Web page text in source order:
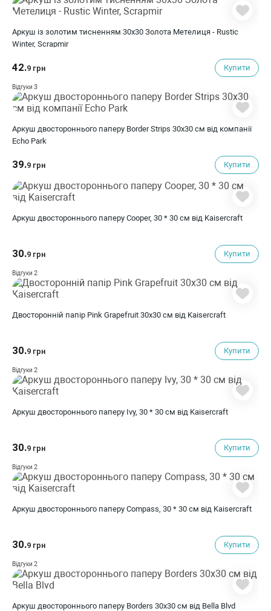
Аркуш із золотим тисненням 30x30 Золота Метелиця - Rustic
Winter, Scrapmir
42.9 грн Купити
Відгуки 3
Аркуш двостороннього паперу Border Strips 30х30 см від компанії
Echo Park
39.9 грн Купити
Аркуш двостороннього паперу Cooper, 30 * 30 см від Kaisercraft
30.9 грн Купити
Відгуки 2
Двосторонній папір Pink Grapefruit 30х30 см від Kaisercraft
30.9 грн Купити
Відгуки 2
Аркуш двостороннього паперу Ivy, 30 * 30 см від Kaisercraft
30.9 грн Купити
Відгуки 2
Аркуш двостороннього паперу Compass, 30 * 30 см від Kaisercraft
30.9 грн Купити
Відгуки 2
Аркуш двостороннього паперу Borders 30х30 см від Bella Blvd